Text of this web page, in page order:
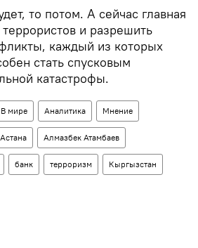
то потом. А сейчас главная
и разрешить
каждый из которых
стать спусковым
катастрофы.
В мире Аналитика Мнение
Астана Алмазбек Атамбаев
банк терроризм Кыргызстан